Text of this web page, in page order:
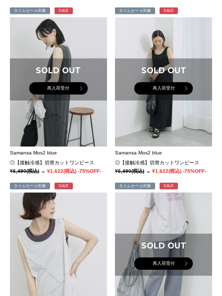
タイムセール対象 SALE
SOLD OUT
再入荷受付
Samansa Mos2 blue
◎【接触冷感】切替カットワンピース
¥6,490(税込) → ¥1,622(税込) -75%OFF-
タイムセール対象 SALE
SOLD OUT
再入荷受付
Samansa Mos2 blue
◎【接触冷感】切替カットワンピース
¥6,490(税込)→¥1,622(税込) -75%OFF-
タイムセール対象 SALE タイムセール対象 SALE
SOLD OUT
再入荷受付